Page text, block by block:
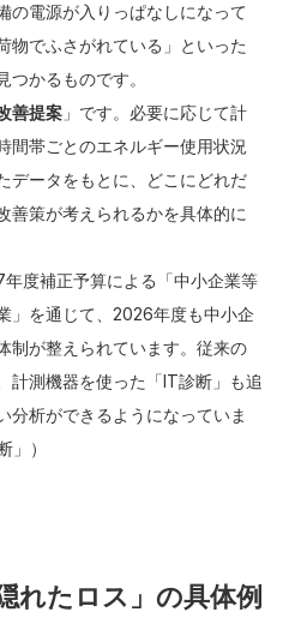
の電源が入りっぱなしになって
物でふさがれている」といった
かるものです。
善提案 」です。必要に応じて計
間帯ごとのエネルギー使用状況
データをもとに、どこにどれだ
善策が考えられるかを具体的に
度補正予算による「中小企業等
」を通じて、2026年度も中小企
制が整えられています。従来の
計測機器を使った「IT診断」も追
分析ができるようになっていま
」 ）
れたロス」の具体例